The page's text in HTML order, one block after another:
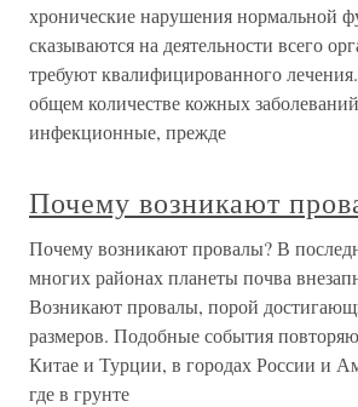
хронические нарушения нормальной
сказываются на деятельности всего
требуют квалифицированного
общем количестве кожных
инфекционные, прежде
Почему возникают
Почему возникают провалы? В
многих районах планеты почва
Возникают провалы, порой
размеров. Подобные события
Китае и Турции, в городах России и
где в грунте